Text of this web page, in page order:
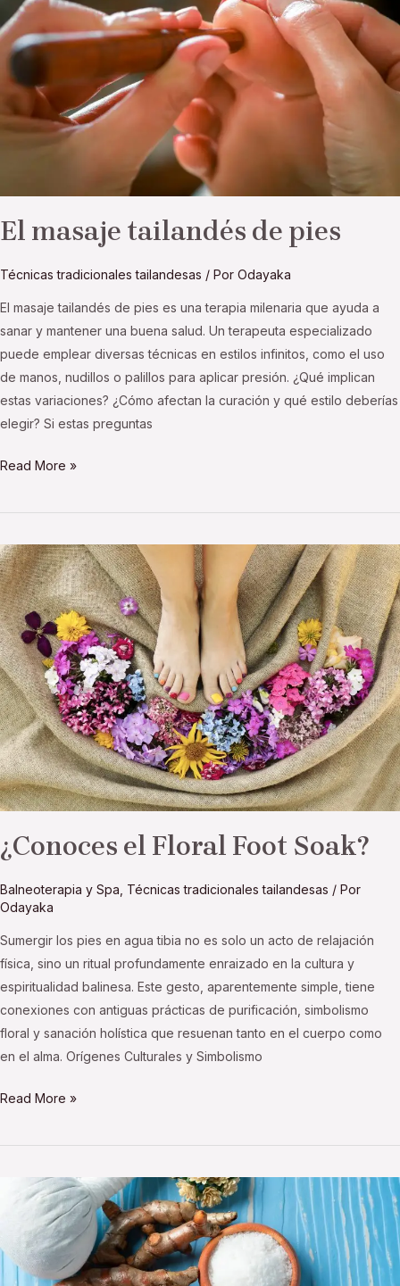
El masaje tailandés de pies
Técnicas tradicionales tailandesas / Por Odayaka
El masaje tailandés de pies es una terapia milenaria que ayuda a
sanar y mantener una buena salud. Un terapeuta especializado
puede emplear diversas técnicas en estilos infinitos, como el uso
de manos, nudillos o palillos para aplicar presión. ¿Qué implican
estas variaciones? ¿Cómo afectan la curación y qué estilo deberías
elegir? Si estas preguntas
de
pies
Read More »
¿Conoces el Floral Foot Soak?
Balneoterapia y Spa Técnicas tradicionales tailandesas / Por
Odayaka
Sumergir los pies en agua tibia no es solo un acto de relajación
física, sino un ritual profundamente enraizado en la cultura y
espiritualidad balinesa. Este gesto, aparentemente simple, tiene
conexiones con antiguas prácticas de purificación, simbolismo
floral y sanación holística que resuenan tanto en el cuerpo como
en el alma. Orígenes Culturales y Simbolismo
¿Conoces
el
Floral
Foot
Soak?
Read More »
Ingredientes
preparar
los
Luk